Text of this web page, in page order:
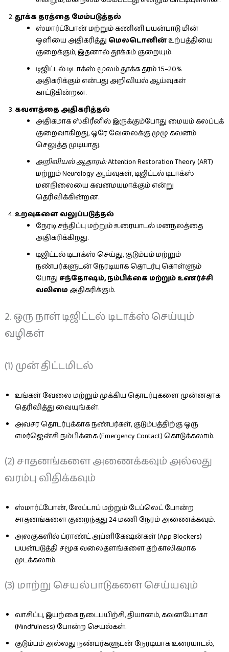
தூக்க தரத்தை மேம்படுத்தல்
ஸ்மார்ட்போன் மற்றும் கணினி பயன்பாடு மின்
ஒளியை அதிகரித்து மெலடொனின்உற்பத்தியை
குறைக்கும், இதனால் தூக்கம் குறையும்.
டிஜிட்டல் டிடாக்ஸ் மூலம் தூக்க தரம் 15–20%
அதிகரிக்கும் என்பது அறிவியல் ஆய்வுகள்
காட்டுகின்றன.
கவனத்தை அதிகரித்தல்
அதிகமாக ஸ்கிரீனில் இருக்கும்போது மையம் கலப்புக்
குறைவாகிறது, ஒரே வேலைக்கு முழு கவனம்
செலுத்த முடியாது.
அறிவியல் ஆதாரம்:Attention Restoration Theory (ART)
மற்றும் Neurology ஆய்வுகள், டிஜிட்டல் டிடாக்ஸ்
மனநிலையை கவனமயமாக்கும் என்று
தெரிவிக்கின்றன.
உறவுகளை வலுப்படுத்தல்
நேரடி சந்திப்பு மற்றும் உரையாடல் மனநலத்தை
அதிகரிக்கிறது.
டிஜிட்டல் டிடாக்ஸ் செய்து, குடும்பம் மற்றும்
நண்பர்களுடன் நேரடியாக தொடர்பு கொள்ளும்
போது சந்தோஷம், நம்பிக்கை மற்றும் உணர்ச்சி
வலிமைஅதிகரிக்கும்.
2. ஒரு நாள் டிஜிட்டல் டிடாக்ஸ் செய்யும்
வழிகள்
(1) முன் திட்டமிடல்
உங்கள் வேலை மற்றும் முக்கிய தொடர்புகளை முன்னதாக
தெரிவித்து வையுங்கள்.
அவசர தொடர்புக்காக நண்பர்கள், குடும்பத்திற்கு ஒரு
எமர்ஜென்சி நம்பிக்கை (Emergency Contact) கொடுக்கலாம்.
(2) சாதனங்களை அணைக்கவும் அல்லது
வரம்பு விதிக்கவும்
ஸ்மார்ட்போன், லேப்டாப் மற்றும் டேப்லெட் போன்ற
சாதனங்களை குறைந்தது 24 மணி நேரம் அணைக்கவும்.
அலகுகளில் ப்ராண்ட் அப்ளிகேஷன்கள் (App Blockers)
பயன்படுத்தி சமூக வலைதளங்களை தற்காலிகமாக
முடக்கலாம்.
(3) மாற்று செயல்பாடுகளை செய்யவும்
வாசிப்பு, இயற்கை நடைபயிற்சி, தியானம், கவனயோகா
(Mindfulness) போன்ற செயல்கள்.
குடும்பம் அல்லது நண்பர்களுடன் நேரடியாக உரையாடல்,